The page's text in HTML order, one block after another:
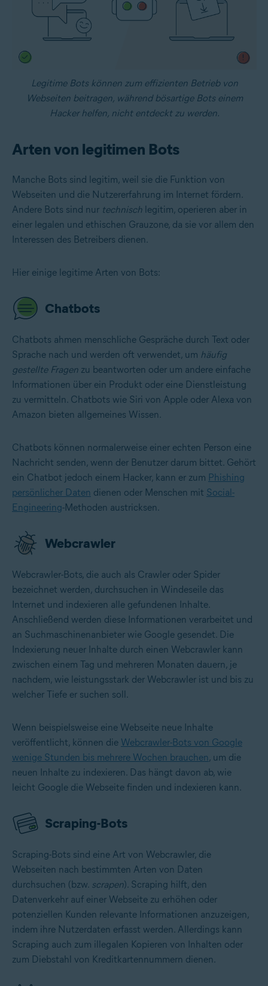
Legitime Bots können zum effizienten Betrieb von
Webseiten beitragen, während bösartige Bots einem
Hacker helfen, nicht entdeckt zu werden.
Arten von legitimen Bots
Manche Bots sind legitim, weil sie die Funktion von
Webseiten und die Nutzererfahrung im Internet fördern.
Andere Bots sind nur technisch legitim, operieren aber in
einer legalen und ethischen Grauzone, da sie vor allem den
Interessen des Betreibers dienen.
Hier einige legitime Arten von Bots:
Chatbots
Chatbots ahmen menschliche Gespräche durch Text oder
Sprache nach und werden oft verwendet, um häufig
gestellte Fragen zu beantworten oder um andere einfache
Informationen über ein Produkt oder eine Dienstleistung
zu vermitteln. Chatbots wie Siri von Apple oder Alexa von
Amazon bieten allgemeines Wissen.
Chatbots können normalerweise einer echten Person eine
Nachricht senden, wenn der Benutzer darum bittet. Gehört
ein Chatbot jedoch einem Hacker, kann er zum Phishing
persönlicher Daten dienen oder Menschen mit Social-
Engineering-Methoden austricksen.
Webcrawler
Webcrawler-Bots, die auch als Crawler oder Spider
bezeichnet werden, durchsuchen in Windeseile das
Internet und indexieren alle gefundenen Inhalte.
Anschließend werden diese Informationen verarbeitet und
an Suchmaschinenanbieter wie Google gesendet. Die
Indexierung neuer Inhalte durch einen Webcrawler kann
zwischen einem Tag und mehreren Monaten dauern, je
nachdem, wie leistungsstark der Webcrawler ist und bis zu
welcher Tiefe er suchen soll.
Wenn beispielsweise eine Webseite neue Inhalte
veröffentlicht, können die Webcrawler-Bots von Google
wenige Stunden bis mehrere Wochen brauchen , um die
neuen Inhalte zu indexieren. Das hängt davon ab, wie
leicht Google die Webseite finden und indexieren kann.
Scraping-Bots
Scraping-Bots sind eine Art von Webcrawler, die
Webseiten nach bestimmten Arten von Daten
durchsuchen (bzw. scrapen). Scraping hilft, den
Datenverkehr auf einer Webseite zu erhöhen oder
potenziellen Kunden relevante Informationen anzuzeigen,
indem ihre Nutzerdaten erfasst werden. Allerdings kann
Scraping auch zum illegalen Kopieren von Inhalten oder
zum Diebstahl von Kreditkartennummern dienen.